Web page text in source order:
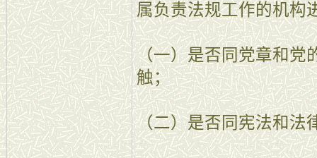
属负责法规工作的机构
（一）是否同党章和党
触；
（二）是否同宪法和法